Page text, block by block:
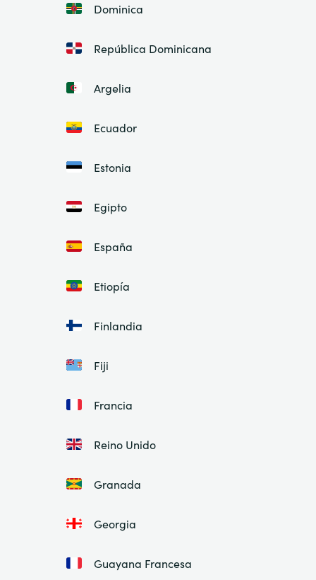
Dominica
República Dominicana
Argelia
Ecuador
Estonia
Egipto
España
Etiopía
Finlandia
Fiji
Francia
Reino Unido
Granada
Georgia
Guayana Francesa